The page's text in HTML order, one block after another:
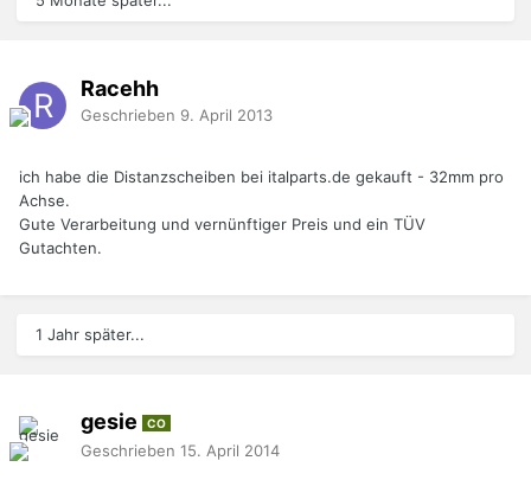
Racehh
Geschrieben 9. April 2013
ich habe die Distanzscheiben bei italparts.de gekauft - 32mm pro
Achse.
Gute Verarbeitung und vernünftiger Preis und ein TÜV
Gutachten.
1 Jahr später...
gesie CO
Geschrieben 15. April 2014